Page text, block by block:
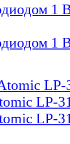
1
1
LP-
LP-